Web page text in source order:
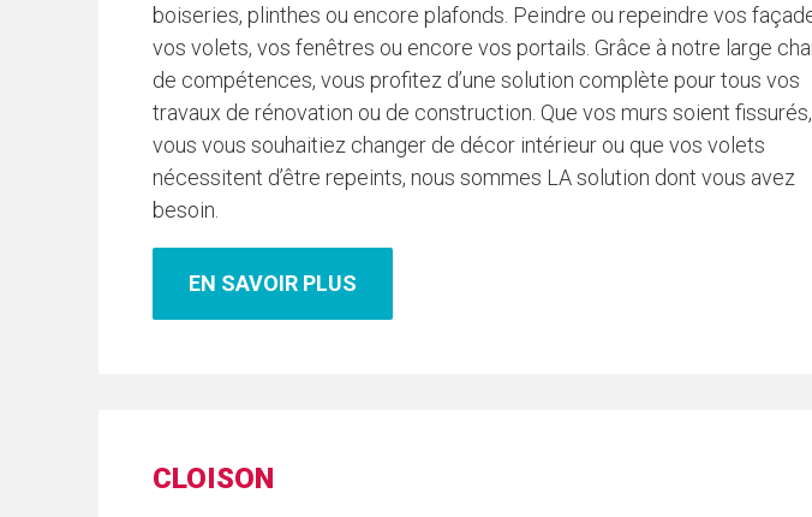
boiseries, plinthes ou encore plafonds. Peindre ou repeindre vos
vos volets, vos fenêtres ou encore vos portails. Grâce à notre large
de compétences, vous profitez d’une solution complète pour tous vos
travaux de rénovation ou de construction. Que vos murs soient
vous vous souhaitiez changer de décor intérieur ou que vos volets
nécessitent d’être repeints, nous sommes LA solution dont vous avez
besoin.
EN SAVOIR PLUS
CLOISON